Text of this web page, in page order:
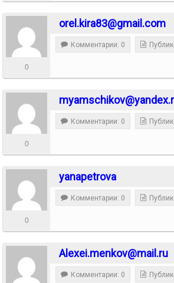
orel.kira83@gmail.com
0
Комментарии: 0
0
Комментарии: 0
yanapetrova
0
Комментарии: 0
Alexei.menkov@mail.ru
Комментарии: 0